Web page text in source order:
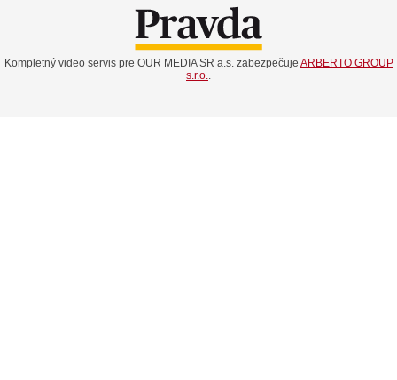
Kompletný video servis pre OUR MEDIA SR a.s. zabezpečuje ARBERTO GROUP
s.r.o.